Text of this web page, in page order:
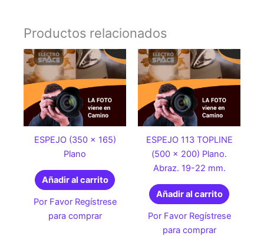
Productos relacionados
ESPEJO (350 x 165)
Plano
Añadir al carrito
Por Favor Regístrese
para comprar
ESPEJO 113 TOPLINE
(500 x 200) Plano.
Abraz. 19-22 mm.
Añadir al carrito
Por Favor Regístrese
para comprar